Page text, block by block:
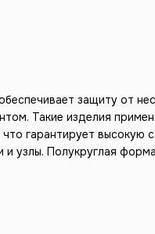
защиту от
Такие изделия
гарантирует высокую
узлы. Полукруглая